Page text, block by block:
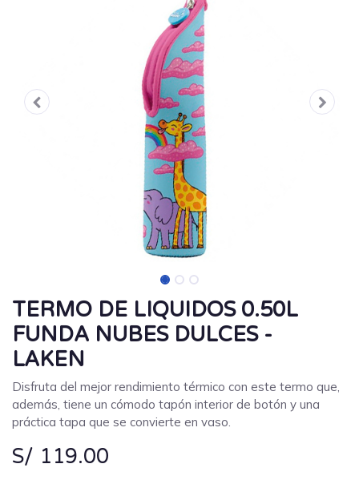
TERMO DE LIQUIDOS 0.50L
FUNDA NUBES DULCES -
LAKEN
Disfruta del mejor rendimiento térmico con este termo que,
además, tiene un cómodo tapón interior de botón y una
práctica tapa que se convierte en vaso.
S/ 119.00